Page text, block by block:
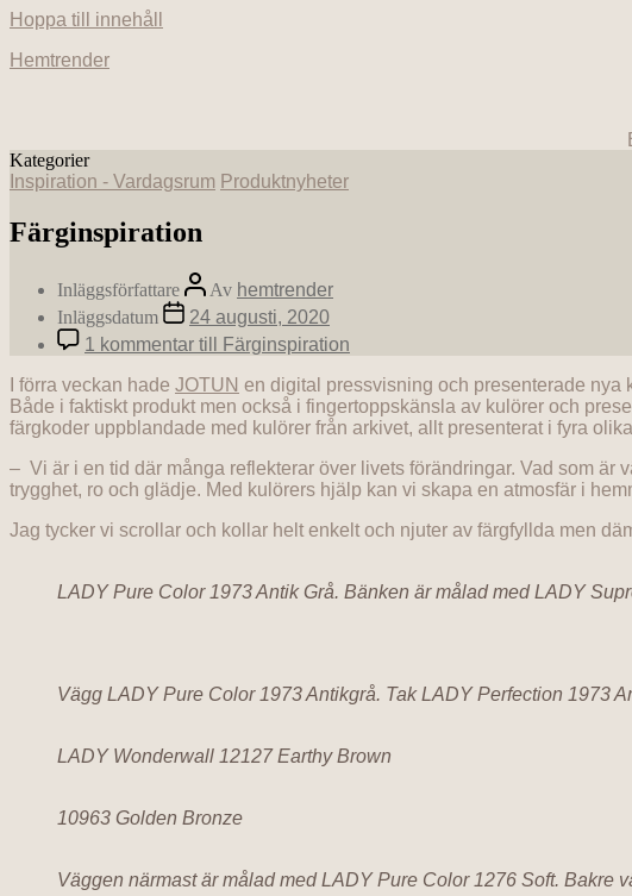
Hoppa till innehåll
Hemtrender
Kategorier
Inspiration - Vardagsrum Produktnyheter
Färginspiration
Inläggsförfattare Av hemtrender
Inläggsdatum
24 augusti, 2020
1 kommentar till Färginspiration
I förra veckan hade JOTUN en digital pressvisning och presenterade nya
Både i faktiskt produkt men också i fingertoppskänsla av kulörer och
färgkoder uppblandade med kulörer från arkivet, allt presenterat i fyra
– Vi är i en tid där många reflekterar över livets förändringar. Vad som är
trygghet, ro och glädje. Med kulörers hjälp kan vi skapa en atmosfär i
Jag tycker vi scrollar och kollar helt enkelt och njuter av färgfyllda men
LADY Pure Color 1973 Antik Grå. Bänken är målad med LADY
Vägg LADY Pure Color 1973 Antikgrå. Tak LADY Perfection 1973
LADY Wonderwall 12127 Earthy Brown
10963 Golden Bronze
Väggen närmast är målad med LADY Pure Color 1276 Soft. Bakre